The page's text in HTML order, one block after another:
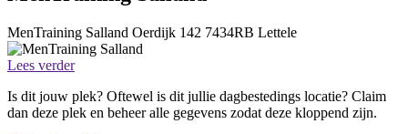
MenTraining Salland Oerdijk 142 7434RB Lettele
Lees verder
Is dit jouw plek? Oftewel is dit jullie dagbestedings locatie? Claim
dan deze plek en beheer alle gegevens zodat deze kloppend zijn.